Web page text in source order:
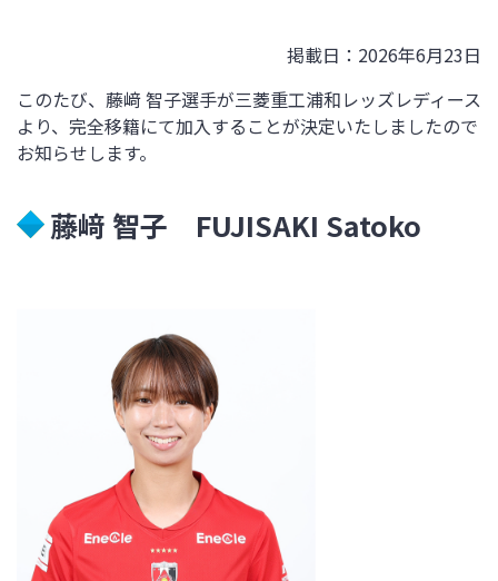
掲載日：2026年6月23日
このたび、藤﨑 智子選手が三菱重工浦和レッズレディース
より、完全移籍にて加入することが決定いたしましたので
お知らせします。
藤﨑 智子 FUJISAKI Satoko